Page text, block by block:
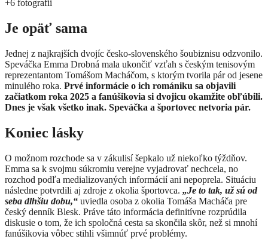
+6 fotografii
Je opäť sama
Jednej z najkrajších dvojíc česko-slovenského šoubiznisu odzvonilo.
Speváčka Emma Drobná mala ukončiť vzťah s českým tenisovým
reprezentantom Tomášom Macháčom, s ktorým tvorila pár od jesene
minulého roka. Prvé informácie o ich romániku sa objavili
začiatkom roka 2025 a fanúšikovia si dvojicu okamžite obľúbili.
Dnes je však všetko inak. Speváčka a športovec netvoria pár.
Koniec lásky
O možnom rozchode sa v zákulisí šepkalo už niekoľko týždňov.
Emma sa k svojmu súkromiu verejne vyjadrovať nechcela, no
rozchod podľa medializovaných informácií ani nepoprela. Situáciu
následne potvrdili aj zdroje z okolia športovca. „Je to tak, už sú od
seba dlhšiu dobu,“ uviedla osoba z okolia Tomáša Macháča pre
český denník Blesk. Práve táto informácia definitívne rozprúdila
diskusie o tom, že ich spoločná cesta sa skončila skôr, než si mnohí
fanúšikovia vôbec stihli všimnúť prvé problémy.